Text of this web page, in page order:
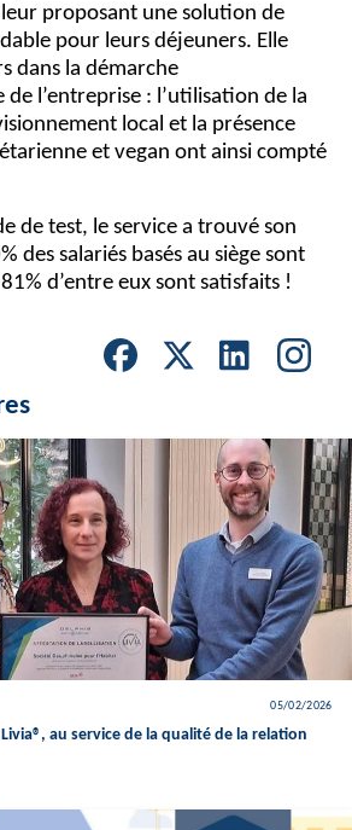
proposant une solution de
pour leurs déjeuners. Elle
dans la démarche
l’entreprise : l’utilisation de la
local et la présence
et vegan ont ainsi compté
de test, le service a trouvé son
des salariés basés au siège sont
d’entre eux sont satisfaits !
05/02/2026
au service de la qualité de la relation